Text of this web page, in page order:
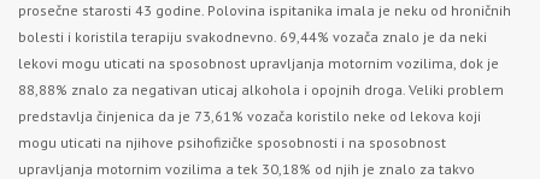
prosečne starosti 43 godine. Polovina ispitanika imala je neku od hroničnih
bolesti i koristila terapiju svakodnevno. 69,44% vozača znalo je da neki
lekovi mogu uticati na sposobnost upravljanja motornim vozilima, dok je
88,88% znalo za negativan uticaj alkohola i opojnih droga. Veliki problem
predstavlja činjenica da je 73,61% vozača koristilo neke od lekova koji
mogu uticati na njihove psihofizičke sposobnosti i na sposobnost
upravljanja motornim vozilima a tek 30,18% od njih je znalo za takvo